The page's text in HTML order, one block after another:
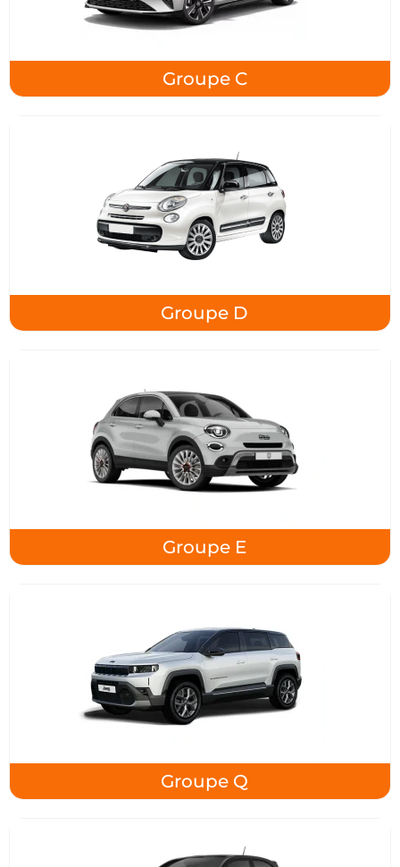
Groupe C
Groupe D
Groupe E
Groupe Q